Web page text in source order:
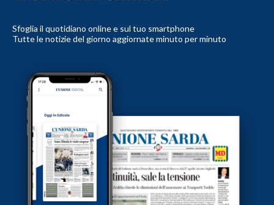
Sfoglia il quotidiano online e sul tuo smartphone
Tutte le notizie del giorno aggiornate minuto per minuto